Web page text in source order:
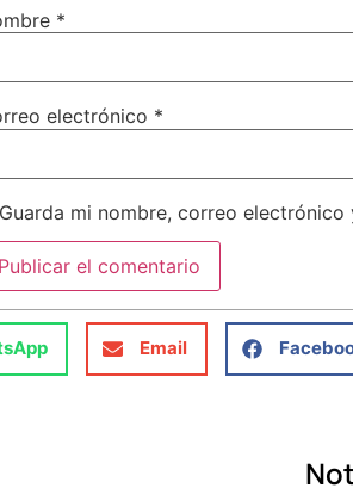
*
electrónico *
Guarda mi nombre, correo
Email